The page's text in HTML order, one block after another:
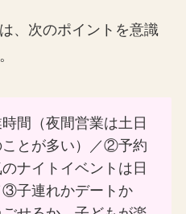
、次のポイントを意識
間（夜間営業は土日
とが多い）／②予約
ナイトイベントは日
③子連れかデートか